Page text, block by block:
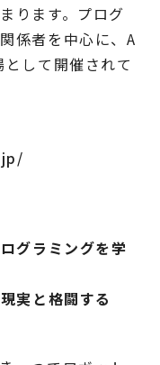
ります。プログ
係者を中心に、A
して開催されて
グラミングを学
実と格闘する